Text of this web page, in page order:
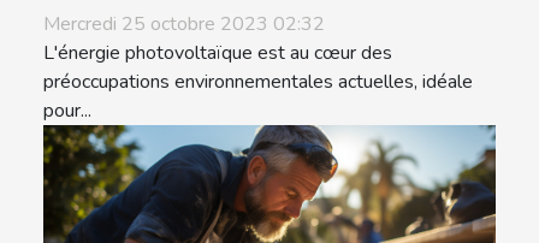
Mercredi 25 octobre 2023 02:32
L'énergie photovoltaïque est au cœur des
préoccupations environnementales actuelles, idéale
pour...